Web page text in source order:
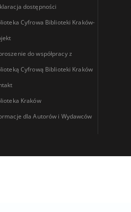
dostępności
Cyfrowa Biblioteki Kraków-
do współpracy z
Cyfrową Biblioteki Kraków
Kraków
dla Autorów i Wydawców